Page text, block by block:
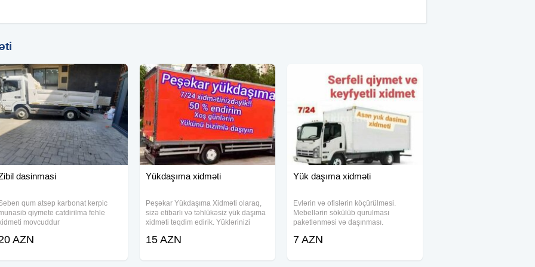
dasinmasi
qum atsep karbonat kerpic
qiymete catdirilma fehle
movcuddur
AZN
Yükdaşıma xidməti
Peşəkar Yükdaşıma Xidməti olaraq,
sizə etibarlı və təhlükəsiz yük daşıma
xidməti təqdim edirik. Yüklərinizi
muxtəlif ölçülü yük maşınları və
Məqsədimiz,
15 AZN
Yük daşıma xidməti
Evlərin və ofislərin köçürülməsi.
Mebellərin sökülüb qurulması
paketlənməsi və daşınması.
dəyişdirilməsi. Yeni alınan mebellərin
beşiklərin qurulması. Evden eve
7 AZN